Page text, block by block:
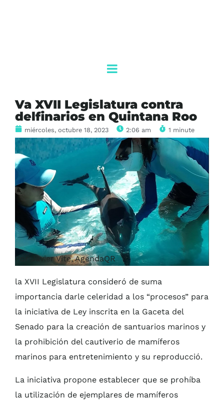
Va XVII Legislatura contra
delfinarios en Quintana Roo
miércoles, octubre 18, 2023 2:06 am 1 minute
Por Javier Vite, AgendaQR
la XVII Legislatura consideró de suma
importancia darle celeridad a los “procesos” para
la iniciativa de Ley inscrita en la Gaceta del
Senado para la creación de santuarios marinos y
la prohibición del cautiverio de mamíferos
marinos para entretenimiento y su reproducció.
La iniciativa propone establecer que se prohíba
la utilización de ejemplares de mamíferos